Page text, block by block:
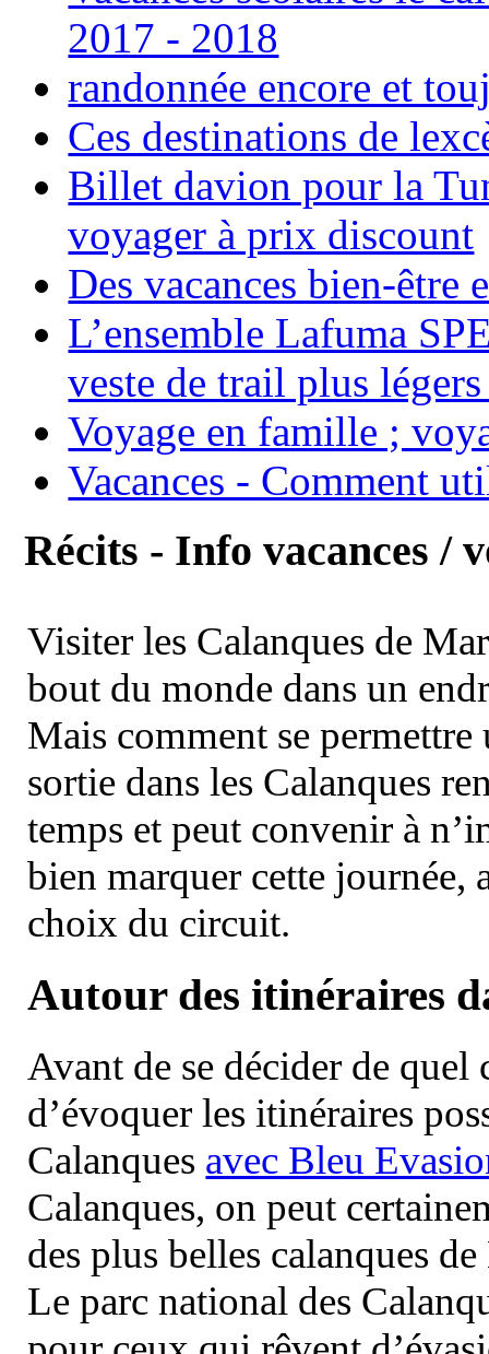
2017 - 2018
randonnée encore et
Ces destinations de
Billet davion pour la
voyager à prix discount
Des vacances bien-être
L’ensemble Lafuma
veste de trail plus
Voyage en famille ;
Vacances - Comment
Récits - Info vacances /
Visiter les Calanques de
bout du monde dans un
Mais comment se permettre
sortie dans les Calanques
temps et peut convenir à
bien marquer cette journée,
choix du circuit.
Autour des itinéraires
Avant de se décider de
d’évoquer les itinéraires
Calanques avec Bleu
Calanques, on peut
des plus belles calanques
Le parc national des